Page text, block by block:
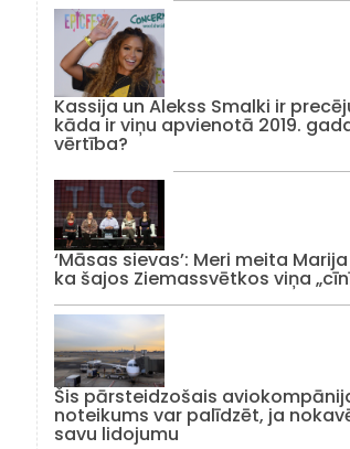
Kassija un Alekss Smalki ir
kāda ir viņu apvienotā 2019.
vērtība?
‘Māsas sievas’: Meri meita
ka šajos Ziemassvētkos viņa
Šis pārsteidzošais
noteikums var palīdzēt, ja
savu lidojumu